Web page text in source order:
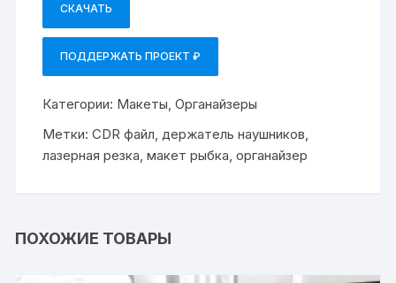
СКАЧАТЬ
ПОДДЕРЖАТЬ ПРОЕКТ ₽
Категории: Макеты ,Органайзеры
Метки:CDR файл держатель наушников
лазерная резка ,макет рыбка ,органайзер
ПОХОЖИЕ ТОВАРЫ